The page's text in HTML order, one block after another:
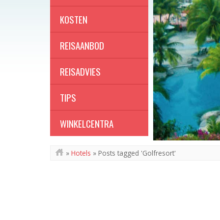
KOSTEN
REISAANBOD
REISADVIES
TIPS
WINKELCENTRA
» Hotels » Posts tagged 'Golfresort'